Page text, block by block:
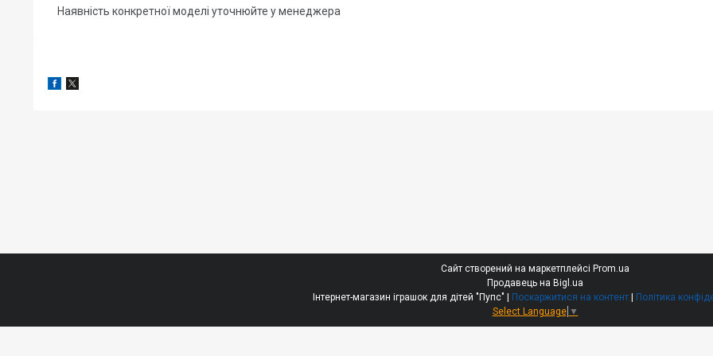
Наявність конкретної моделі уточнюйте у менеджера
Сайт створений на маркетплейсі Prom.ua
Продавець на Bigl.ua
Інтернет-магазин іграшок для дітей "Пупс" | Поскаржитися на контент | Політика
Select Language ▼